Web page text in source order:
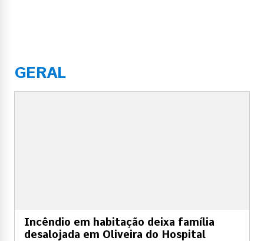
GERAL
Incêndio em habitação deixa família
desalojada em Oliveira do Hospital